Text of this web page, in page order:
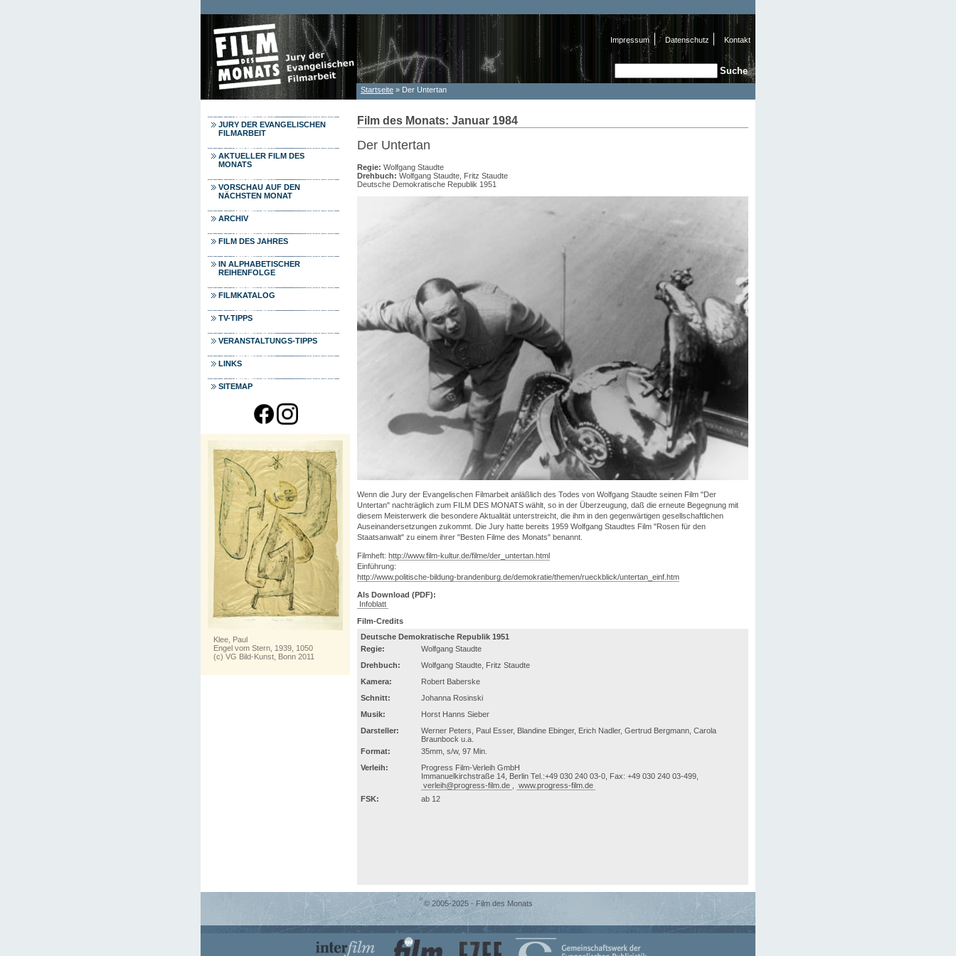
Impressum Datenschutz Kontakt
Suchformular
Sie sind hier
Startseite » Der Untertan
JURY DER EVANGELISCHEN
FILMARBEIT
AKTUELLER FILM DES
MONATS
VORSCHAU AUF DEN
NÄCHSTEN MONAT
ARCHIV
FILM DES JAHRES
IN ALPHABETISCHER
REIHENFOLGE
FILMKATALOG
TV-TIPPS
VERANSTALTUNGS-TIPPS
LINKS
SITEMAP
Klee, Paul
Engel vom Stern, 1939, 1050
(c) VG Bild-Kunst, Bonn 2011
Film des Monats: Januar 1984
Der Untertan
Regie: Wolfgang Staudte
Drehbuch: Wolfgang Staudte, Fritz Staudte
Deutsche Demokratische Republik 1951
Wenn die Jury der Evangelischen Filmarbeit anläßlich des Todes von Wolfgang Staudte seinen Film "Der
Untertan" nachträglich zum FILM DES MONATS wählt, so in der Überzeugung, daß die erneute Begegnung mit
diesem Meisterwerk die besondere Aktualität unterstreicht, die ihm in den gegenwärtigen gesellschaftlichen
Auseinandersetzungen zukommt. Die Jury hatte bereits 1959 Wolfgang Staudtes Film "Rosen für den
Staatsanwalt" zu einem ihrer "Besten Filme des Monats" benannt.
Filmheft: http://www.film-kultur.de/filme/der_untertan.html
Einführung:
http://www.politische-bildung-brandenburg.de/demokratie/themen/rueckblick/untertan_einf.htm
Als Download (PDF):
Infoblatt
Film-Credits
Deutsche Demokratische Republik 1951
Regie:
Wolfgang Staudte
Drehbuch:
Wolfgang Staudte, Fritz Staudte
Kamera:
Robert Baberske
Schnitt:
Johanna Rosinski
Musik:
Horst Hanns Sieber
Darsteller:
Werner Peters, Paul Esser, Blandine Ebinger, Erich Nadler, Gertrud Bergmann, Carola
Braunbock u.a.
Format:
35mm, s/w, 97 Min.
Verleih:
Progress Film-Verleih GmbH
Immanuelkirchstraße 14, Berlin Tel.:+49 030 240 03-0, Fax: +49 030 240 03-499,
verleih@progress-film.de , www.progress-film.de
FSK:
ab 12
© 2005-2025 - Film des Monats